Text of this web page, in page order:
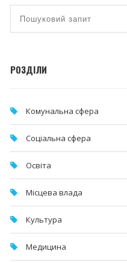
РОЗДІЛИ
Комунальна cфера
Соціальна сфера
Освіта
Місцева влада
Культура
Медицина